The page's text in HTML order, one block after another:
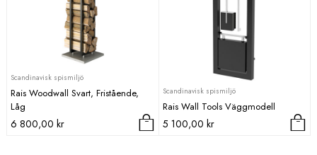
Scandinavisk spismiljö
Rais Woodwall Svart, Fristående,
Låg
6 800,00 kr
Scandinavisk spismiljö
Rais Wall Tools Väggmodell
5 100,00 kr